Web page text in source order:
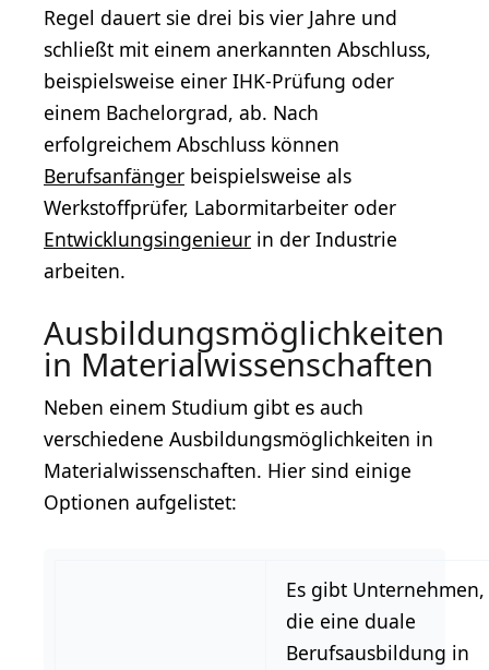
Regel dauert sie drei bis vier Jahre und
schließt mit einem anerkannten Abschluss,
beispielsweise einer IHK-Prüfung oder
einem Bachelorgrad, ab. Nach
erfolgreichem Abschluss können
Berufsanfänger beispielsweise als
Werkstoffprüfer, Labormitarbeiter oder
Entwicklungsingenieur in der Industrie
arbeiten.
Ausbildungsmöglichkeiten
in Materialwissenschaften
Neben einem Studium gibt es auch
verschiedene Ausbildungsmöglichkeiten in
Materialwissenschaften. Hier sind einige
Optionen aufgelistet:
Es gibt Unternehmen,
die eine duale
Berufsausbildung in